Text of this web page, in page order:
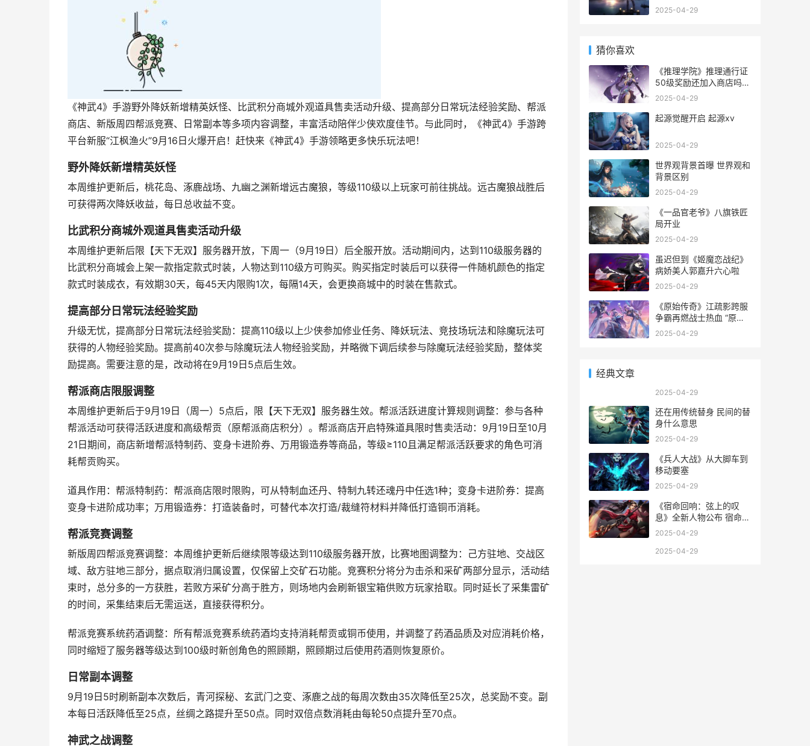
《神武4》手游野外降妖新增精英妖怪、比武积分商城外观道具售卖活动升级、提高部分日常玩法经验奖励、帮派
商店、新版周四帮派竞赛、日常副本等多项内容调整，丰富活动陪伴少侠欢度佳节。与此同时，《神武4》手游跨
平台新服“江枫渔火”9月16日火爆开启！赶快来《神武4》手游领略更多快乐玩法吧！
野外降妖新增精英妖怪
本周维护更新后，桃花岛、涿鹿战场、九幽之渊新增远古魔狼，等级110级以上玩家可前往挑战。远古魔狼战胜后
可获得两次降妖收益，每日总收益不变。
比武积分商城外观道具售卖活动升级
本周维护更新后限【天下无双】服务器开放，下周一（9月19日）后全服开放。活动期间内，达到110级服务器的
比武积分商城会上架一款指定款式时装，人物达到110级方可购买。购买指定时装后可以获得一件随机颜色的指定
款式时装成衣，有效期30天，每45天内限购1次，每隔14天，会更换商城中的时装在售款式。
提高部分日常玩法经验奖励
升级无忧，提高部分日常玩法经验奖励：提高110级以上少侠参加修业任务、降妖玩法、竞技场玩法和除魔玩法可
获得的人物经验奖励。提高前40次参与除魔玩法人物经验奖励，并略微下调后续参与除魔玩法经验奖励，整体奖
励提高。需要注意的是，改动将在9月19日5点后生效。
帮派商店限服调整
本周维护更新后于9月19日（周一）5点后，限【天下无双】服务器生效。帮派活跃进度计算规则调整：参与各种
帮派活动可获得活跃进度和高级帮贡（原帮派商店积分）。帮派商店开启特殊道具限时售卖活动：9月19日至10月
21日期间，商店新增帮派特制药、变身卡进阶券、万用锻造券等商品，等级≥110且满足帮派活跃要求的角色可消
耗帮贡购买。
道具作用：帮派特制药：帮派商店限时限购，可从特制血还丹、特制九转还魂丹中任选1种；变身卡进阶券：提高
变身卡进阶成功率；万用锻造券：打造装备时，可替代本次打造/裁缝符材料并降低打造铜币消耗。
帮派竞赛调整
新版周四帮派竞赛调整：本周维护更新后继续限等级达到110级服务器开放，比赛地图调整为：己方驻地、交战区
域、敌方驻地三部分，据点取消归属设置，仅保留上交矿石功能。竞赛积分将分为击杀和采矿两部分显示，活动结
束时，总分多的一方获胜，若败方采矿分高于胜方，则场地内会刷新银宝箱供败方玩家拾取。同时延长了采集雷矿
的时间，采集结束后无需运送，直接获得积分。
帮派竞赛系统药酒调整：所有帮派竞赛系统药酒均支持消耗帮贡或铜币使用，并调整了药酒品质及对应消耗价格，
同时缩短了服务器等级达到100级时新创角色的照顾期，照顾期过后使用药酒则恢复原价。
日常副本调整
9月19日5时刷新副本次数后，青河探秘、玄武门之变、涿鹿之战的每周次数由35次降低至25次，总奖励不变。副
本每日活跃降低至25点，丝绸之路提升至50点。同时双倍点数消耗由每轮50点提升至70点。
神武之战调整
2025-04-29
猜你喜欢
《推理学院》推理通行证
50级奖励还加入商店吗
推理学院好玩吗
2025-04-29
起源觉醒开启 起源xv
2025-04-29
世界观背景首曝 世界观和
背景区别
2025-04-29
《一品官老爷》八旗铁匠
局开业
2025-04-29
虽迟但到《姬魔恋战纪》
病娇美人郭嘉升六心啦
2025-04-29
《原始传奇》江疏影跨服
争霸再燃战士热血 “原始
传奇”
2025-04-29
经典文章
2025-04-29
还在用传统替身 民间的替
身什么意思
2025-04-29
《兵人大战》从大脚车到
移动要塞
2025-04-29
《宿命回响：弦上的叹
息》全新人物公布 宿命回
响是原创吗
2025-04-29
2025-04-29